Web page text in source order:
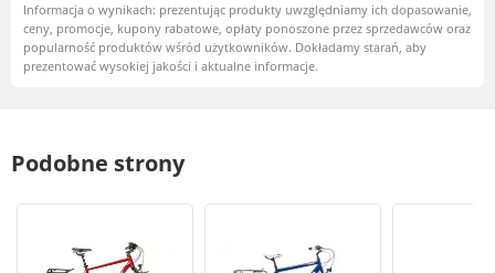
Informacja o wynikach: prezentując produkty uwzględniamy ich dopasowanie,
ceny, promocje, kupony rabatowe, opłaty ponoszone przez sprzedawców oraz
popularność produktów wśród użytkowników. Dokładamy starań, aby
prezentować wysokiej jakości i aktualne informacje.
Podobne strony